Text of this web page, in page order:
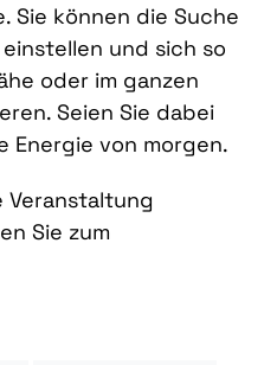
Sie können die Suche
und sich so
oder im ganzen
Seien Sie dabei
Energie von morgen.
Veranstaltung
Sie zum